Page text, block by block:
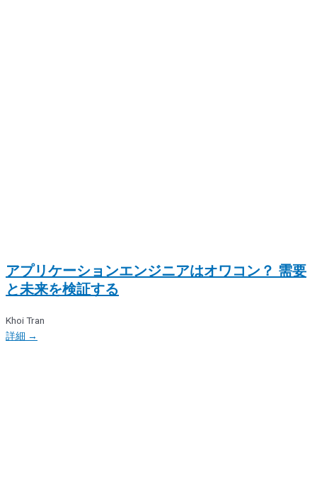
アプリケーションエンジニアはオワコン？ 需要
と未来を検証する
Khoi Tran
詳細 →